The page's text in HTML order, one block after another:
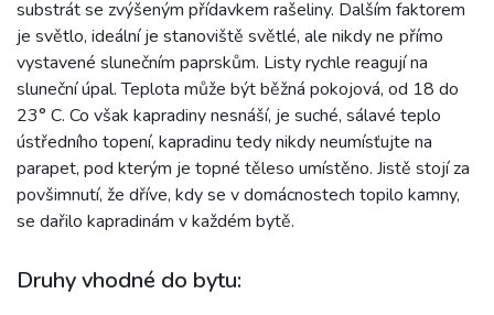
substrát se zvýšeným přídavkem rašeliny. Dalším faktorem
je světlo, ideální je stanoviště světlé, ale nikdy ne přímo
vystavené slunečním paprskům. Listy rychle reagují na
sluneční úpal. Teplota může být běžná pokojová, od 18 do
23° C. Co však kapradiny nesnáší, je suché, sálavé teplo
ústředního topení, kapradinu tedy nikdy neumísťujte na
parapet, pod kterým je topné těleso umístěno. Jistě stojí za
povšimnutí, že dříve, kdy se v domácnostech topilo kamny,
se dařilo kapradinám v každém bytě.
Druhy vhodné do bytu: